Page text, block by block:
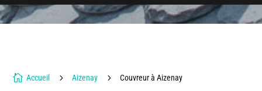
 Accueil 5 Aizenay 5 Couvreur à Aizenay